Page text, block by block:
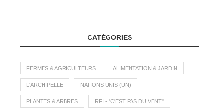
CATÉGORIES
FERMES & AGRICULTEURS ALIMENTATION & JARDIN
L'ARCHIPELLE NATIONS UNIS (UN)
PLANTES & ARBRES RFI - "C'EST PAS DU VENT"